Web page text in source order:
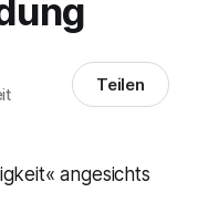
Teilen
angesichts